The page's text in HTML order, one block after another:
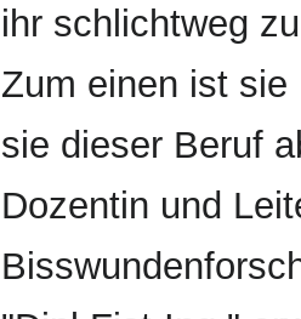
ihr schlichtweg
Zum einen ist
sie dieser Beruf
Dozentin und